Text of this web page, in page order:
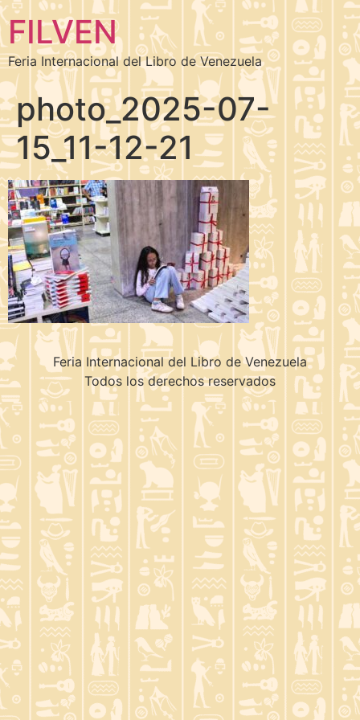
FILVEN
Feria Internacional del Libro de Venezuela
photo_2025-07-
15_11-12-21
Feria Internacional del Libro de Venezuela
Todos los derechos reservados